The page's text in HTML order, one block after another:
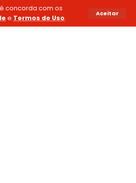
concorda com os
e Termos de Uso.
Aceitar